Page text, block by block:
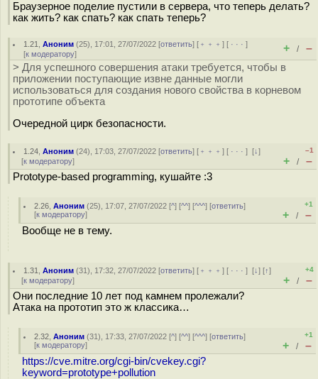
Браузерное поделие пустили в сервера, что теперь делать?
как жить? как спать? как спать теперь?
1.21 ,Аноним (25), 17:01, 27/07/2022 [ответить] [ ﹢﹢﹢] [ · · ·]
[к модератору] + / –
> Для успешного совершения атаки требуется, чтобы в
приложении поступающие извне данные могли
использоваться для создания нового свойства в корневом
прототипе объекта
Очередной цирк безопасности.
1.24 ,Аноним (24), 17:03, 27/07/2022 [ответить] [ ﹢﹢﹢] [ · · ·][↓]
[к модератору]
–1
+ / –
Prototype-based programming, кушайте :3
2.26 ,Аноним (25), 17:07, 27/07/2022 [^] [^^] [^^^] [ответить]
[к модератору]
+1
+ / –
Вообще не в тему.
1.31 ,Аноним (31), 17:32, 27/07/2022 [ответить] [ ﹢﹢﹢] [ · · ·][↓] [↑]
[к модератору]
+4
+ / –
Они последние 10 лет под камнем пролежали?
Атака на прототип это ж классика…
2.32 ,Аноним (31), 17:33, 27/07/2022 [^] [^^] [^^^] [ответить]
[к модератору]
+1
+ / –
https://cve.mitre.org/cgi-bin/cvekey.cgi?
keyword=prototype+pollution